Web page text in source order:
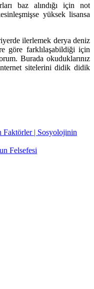
baz alındığı için not
yüksek lisansa
ilerlemek derya deniz
göre farklılaşabildiği için
Burada okuduklarınız
sitelerini didik didik
Faktörler | Sosyolojinin
Felsefesi